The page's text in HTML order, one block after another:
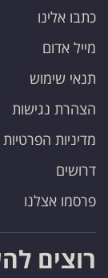
כתבו אלינו
מייל אדום
תנאי שימוש
הצהרת נגישות
מדיניות הפרטיות
דרושים
פרסמו אצלנו
רוצים